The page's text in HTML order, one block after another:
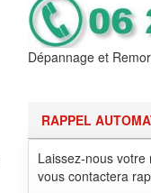
Dépannage et
RAPPEL
Laissez-nous
vous contactera